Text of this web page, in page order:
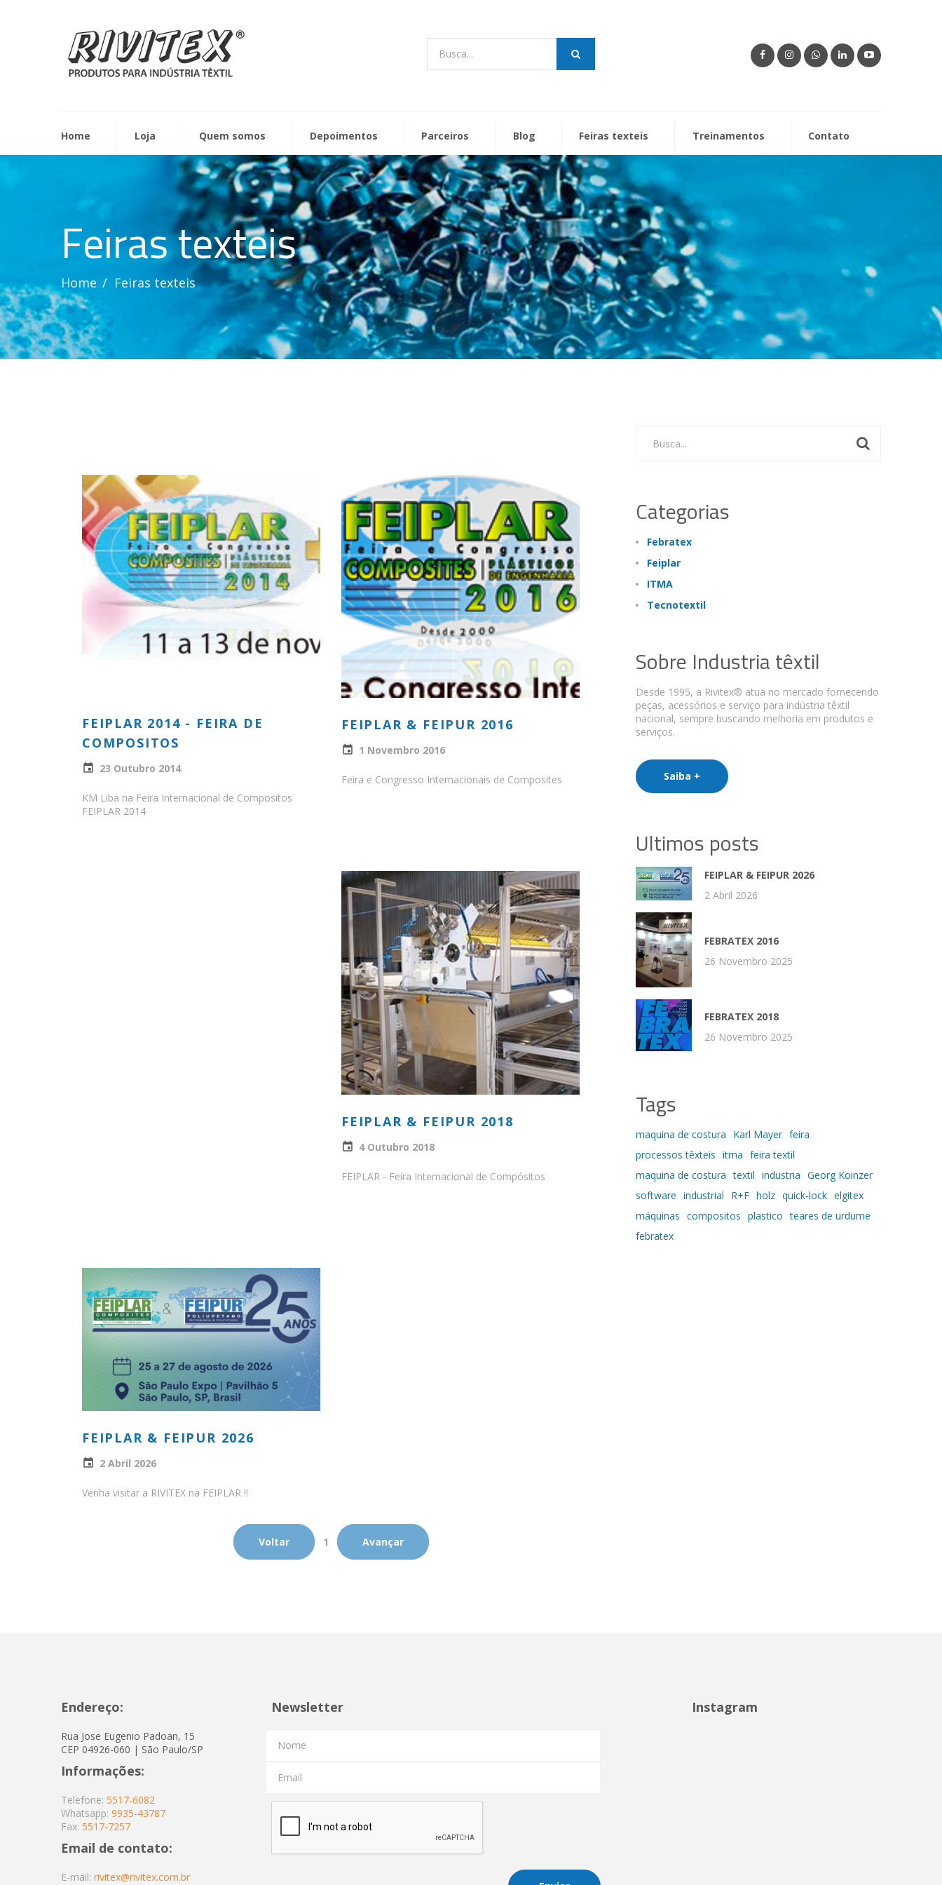
Busca...
Home Loja Quem somos Depoimentos Parceiros Blog Feiras texteis Treinamentos Contato
Feiras texteis
Home Feiras texteis
FEIPLAR 2014 - FEIRA DE
COMPOSITOS
23 Outubro 2014
KM Liba na Feira Internacional de Compositos
FEIPLAR 2014
FEIPLAR & FEIPUR 2016
1 Novembro 2016
Feira e Congresso Internacionais de Composites
FEIPLAR & FEIPUR 2018
4 Outubro 2018
FEIPLAR - Feira Internacional de Compósitos
FEIPLAR & FEIPUR 2026
2 Abril 2026
Venha visitar a RIVITEX na FEIPLAR !!
Voltar 1 Avançar
Busca...
Categorias
Febratex
Feiplar
ITMA
Tecnotextil
Sobre Industria têxtil
Desde 1995, a Rivitex® atua no mercado fornecendo
peças, acessórios e serviço para indústria têxtil
nacional, sempre buscando melhoria em produtos e
serviços.
Saiba +
Ultimos posts
FEIPLAR & FEIPUR 2026
2 Abril 2026
FEBRATEX 2016
26 Novembro 2025
FEBRATEX 2018
26 Novembro 2025
Tags
maquina de costura Karl Mayer feira
processos têxteis itma feira textil
maquina de costura textil industria Georg Koinzer
software industrial R+F holz quick-lock elgitex
máquinas compositos plastico teares de urdume
febratex
Endereço:
Rua Jose Eugenio Padoan, 15
CEP 04926-060 | São Paulo/SP
Informações:
Telefone: 5517-6082
Whatsapp: 9935-43787
Fax: 5517-7257
Email de contato:
E-mail: rivitex@rivitex.com.br
Newsletter
Nome
Email
Instagram